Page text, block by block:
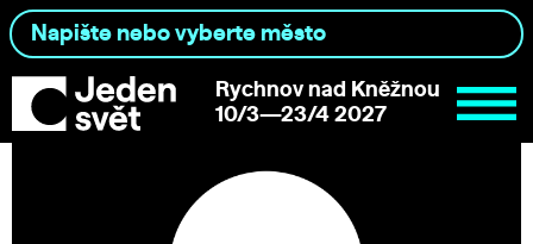
Rychnov nad Kněžnou
10/3—23/4 2027